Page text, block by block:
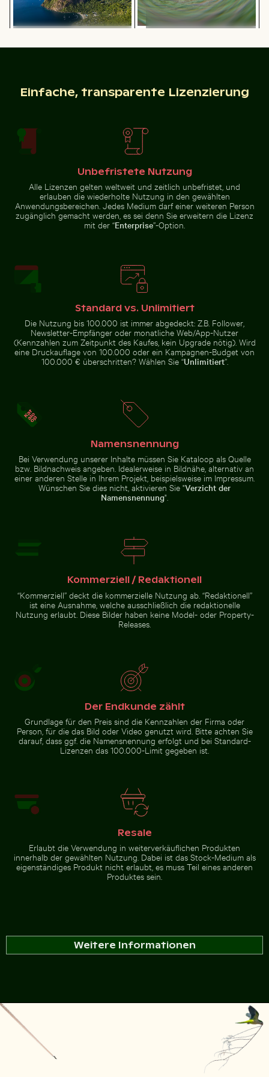
Rosa Seerosen auf einem Teich
Ruhiger Waldweg umgeben von
hohen Bäumen
Verkehr am Ratchaprasong-
Kreuzung in Bangkok
Weg umgeben von blühenden Oleander bei den
Weg umgeben von blühenden
Oleander bei den Venezianischen
Stadtmauern von Heraklion
Gefrorene Zweige mit
Gefrorene Zweige mit
Eiskristallen bedeckt
Vintage-Fahrrad auf Küstenweg in Kauai
Vintage-Fahrrad auf Küstenweg
in Kauai
Flugzeug über den Wolken
Flugzeug über den Wolken
Panoramablick auf das Elbsandsteingebirge in der
Panoramablick auf das Elbsandsteingebirge in
der Sächsischen Schweiz
Regenbogen
Regenbogen über
den Niagarafällen,
Naturwunder
Fischerboot am schwarzen Sandstrand von La
Fischerboot am schwarzen
Leuchtend rosa Lilie mit
Hintergrund
Silhouette einer Person mit Blick auf Küstenstadt bei
Seeigel auf felsiger Küste mit
Seeigel auf felsiger Küste
Zur Stock-Kollektion
Einfache, transparente Lizenzierung
Unbefristete Nutzung
Alle Lizenzen gelten weltweit und zeitlich unbefristet, und
erlauben die wiederholte Nutzung in den gewählten
Anwendungsbereichen. Jedes Medium darf einer weiteren Person
zugänglich gemacht werden, es sei denn Sie erweitern die Lizenz
mit der “Enterprise”-Option.
Standard vs. Unlimitiert
Die Nutzung bis 100.000 ist immer abgedeckt: Z.B. Follower,
Newsletter-Empfänger oder monatliche Web/App-Nutzer
(Kennzahlen zum Zeitpunkt des Kaufes, kein Upgrade nötig). Wird
eine Druckauflage von 100.000 oder ein Kampagnen-Budget von
100.000 € überschritten? Wählen Sie “Unlimitiert”.
Namensnennung
Bei Verwendung unserer Inhalte müssen Sie Kataloop als Quelle
bzw. Bildnachweis angeben. Idealerweise in Bildnähe, alternativ an
einer anderen Stelle in Ihrem Projekt, beispielsweise im Impressum.
Wünschen Sie dies nicht, aktivieren Sie "Verzicht der
Namensnennung".
Kommerziell / Redaktionell
“Kommerziell” deckt die kommerzielle Nutzung ab. “Redaktionell”
ist eine Ausnahme, welche ausschließlich die redaktionelle
Nutzung erlaubt. Diese Bilder haben keine Model- oder Property-
Releases.
Der Endkunde zählt
Grundlage für den Preis sind die Kennzahlen der Firma oder
Person, für die das Bild oder Video genutzt wird. Bitte achten Sie
darauf, dass ggf. die Namensnennung erfolgt und bei Standard-
Lizenzen das 100.000-Limit gegeben ist.
Resale
Erlaubt die Verwendung in weiterverkäuflichen Produkten
innerhalb der gewählten Nutzung. Dabei ist das Stock-Medium als
eigenständiges Produkt nicht erlaubt, es muss Teil eines anderen
Produktes sein.
Weitere Informationen